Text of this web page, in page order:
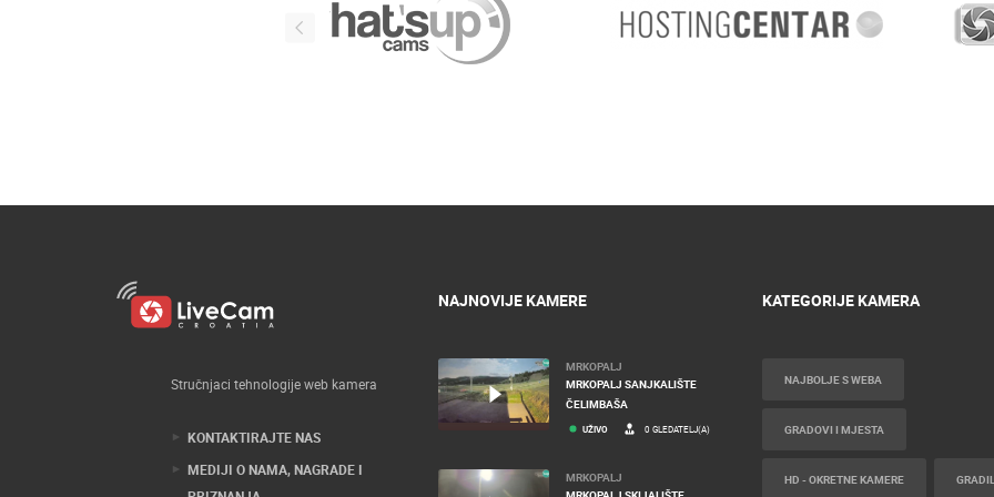
Stručnjaci tehnologije web kamera
KONTAKTIRAJTE NAS
MEDIJI O NAMA, NAGRADE I
NAJNOVIJE KAMERE
MRKOPALJ
MRKOPALJ SANJKALIŠTE
ČELIMBAŠA
UŽIVO 0 GLEDATELJ(A)
MRKOPALJ
KATEGORIJE KAMERA
NAJBOLJE S WEBA
GRADOVI I MJESTA
HD - OKRETNE KAMERE